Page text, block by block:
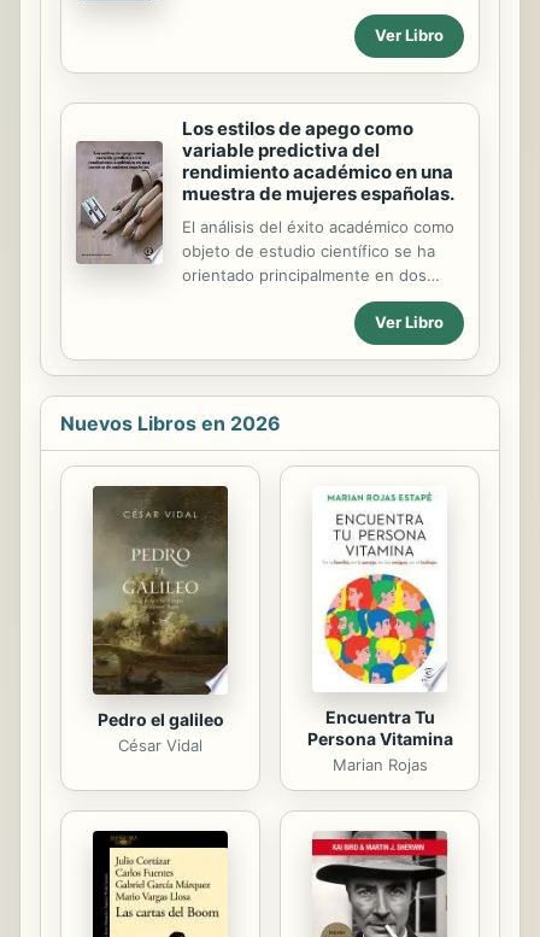
conceptos positivos y negativos que
aparecen en cada letra representan
en realidad una prueba para el alma
fundamento de todo trabajo
cabalístico
Ver Libro
Los estilos de apego como
variable predictiva del
rendimiento académico en una
muestra de mujeres españolas.
El análisis del éxito académico como
objeto de estudio científico se ha
orientado principalmente en dos
sentidos: en la exploración de
aquellas variables propias del sujeto
o en el análisis de las variables
externas al sujeto. Diversas
investigaciones muestran que el tipo
de apego juega un papel
autoconcepto, así como en su
evolución a lo largo del ciclo vital.
Esta investigación explora la relación
existente entre el nivel académico y
los diferentes estilos de apego
adulto en una muestra de 186
mujeres adultas seleccionadas
aleatoriamente con...
Ver Libro
Nuevos Libros en 2026
Pedro el galileo
César Vidal
Encuentra Tu
Persona Vitamina
Marian Rojas